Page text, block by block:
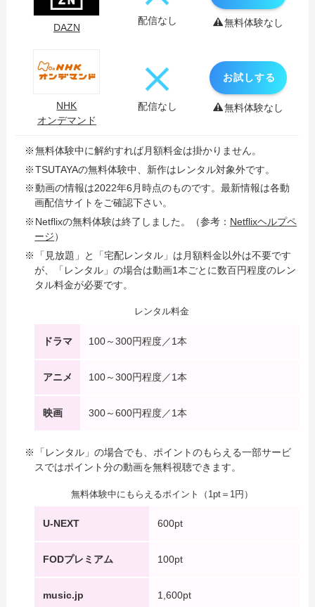
DAZN
配信なし 無料体験なし
NHK
オンデマンド
配信なし
お試しする
無料体験なし
無料体験中に解約すれば月額料金は掛かりません。
TSUTAYAの無料体験中、新作はレンタル対象外です。
動画の情報は2022年6月時点のものです。最新情報は各動
画配信サイトをご確認下さい。
Netflixの無料体験は終了しました。（参考： Netflixヘルプペ
ージ）
「見放題」と「宅配レンタル」は月額料金以外は不要です
が、「レンタル」の場合は動画1本ごとに数百円程度のレン
タル料金が必要です。
レンタル料金
ドラマ 100～300円程度／1本
アニメ 100～300円程度／1本
映画 300～600円程度／1本
「レンタル」の場合でも、ポイントのもらえる一部サービ
スではポイント分の動画を無料視聴できます。
無料体験中にもらえるポイント（1pt＝1円）
U-NEXT 600pt
FODプレミアム 100pt
music.jp 1,600pt